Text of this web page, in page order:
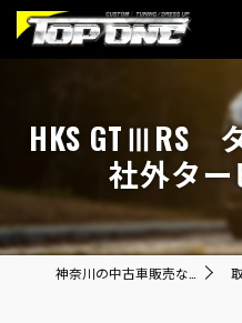
HKS GTⅢRS
社外タ
取